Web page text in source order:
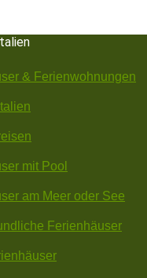
& Ferienwohnungen
mit Pool
am Meer oder See
Ferienhäuser